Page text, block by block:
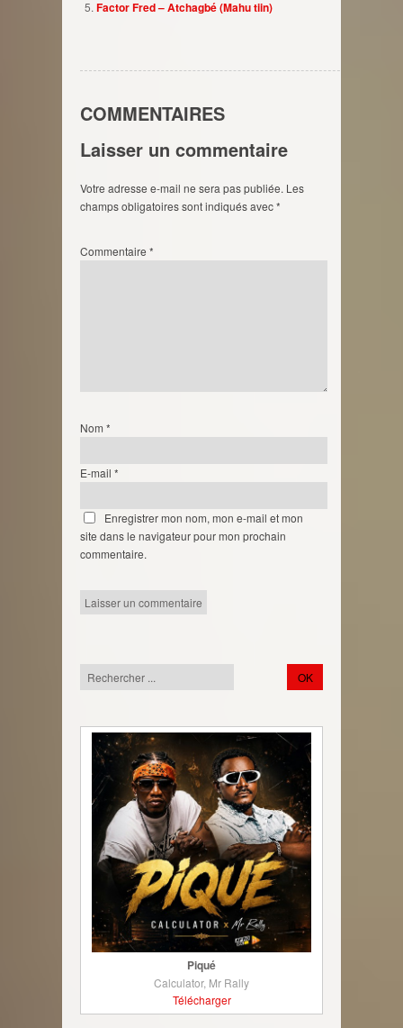
Factor Fred – Atchagbé (Mahu tiin)
COMMENTAIRES
Laisser un commentaire
Votre adresse e-mail ne sera pas publiée. Les
champs obligatoires sont indiqués avec*
Commentaire *
Nom *
E-mail *
Enregistrer mon nom, mon e-mail et mon
site dans le navigateur pour mon prochain
commentaire.
Piqué
Calculator, Mr Rally
Télécharger